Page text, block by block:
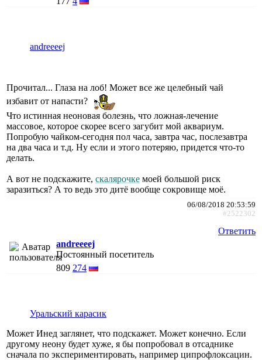
andreeeej
Прочитал... Глаза на лоб! Может все же целебный чай
избавит от напасти?
Что истинная неоновая болезнь, что ложная-лечение
массовое, которое скорее всего загубит мой аквариум.
Попробую чайком-сегодня пол часа, завтра час, послезавтра
на два часа и т.д. Ну если и этого потеряю, придется что-то
делать.
А вот не подскажите, скалярочке моей большой риск
заразиться? А то ведь это дитё вообще сокровище моё.
06/08/2018 20:53:59
#2522302
Ответить
andreeeej
Постоянный посетитель
809 274
Уральский карасик
Может Инед заглянет, что подскажет. Может конечно. Если
другому неону будет хуже, я бы попробовал в отсаднике
сначала по экспериментировать, например ципрофлоксацин.